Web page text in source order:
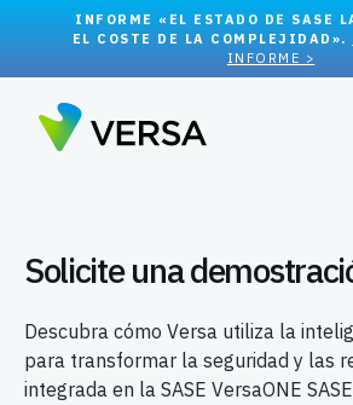
INFORME «EL ESTADO DE SASE
EL COSTE DE LA COMPLEJIDAD».
INFORME >
Solicite una
Descubra cómo Versa utiliza la
para transformar la seguridad y las
integrada en la SASE VersaONE